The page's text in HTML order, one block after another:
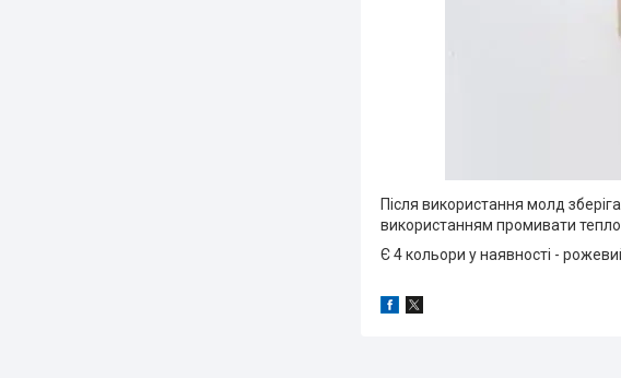
Після використання молд
використанням промивати
Є 4 кольори у наявності -